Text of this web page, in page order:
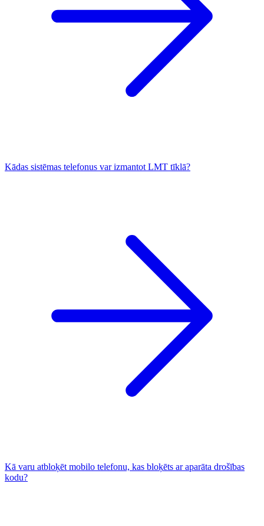
Kādas sistēmas telefonus var izmantot LMT tīklā?
Kā varu atbloķēt mobilo telefonu, kas bloķēts ar aparāta drošības
kodu?